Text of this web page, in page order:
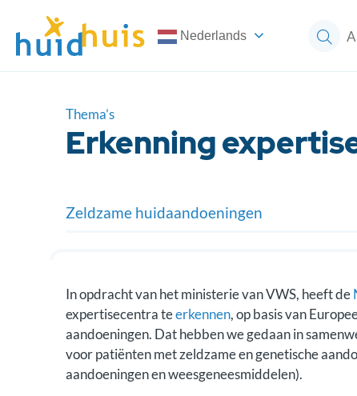
Nederlands
Zeldzame huidaandoeningen
Juiste Expertise Centrum zoeken?
Europese netwerken
European Reference Network Skin
Thema’s
Erkenning
In opdracht van het ministerie van VWS, heeft de
expertisecentra teerkennen, op basis van
aandoeningen. Dat hebben we gedaan in
voor patiënten met zeldzame en genetische
aandoeningen en weesgeneesmiddelen).